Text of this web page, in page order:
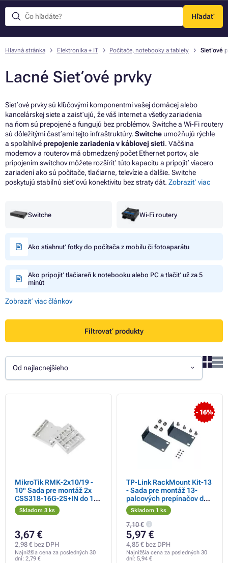
Hľadať
Menu
Hlavná stránka Elektronika + IT Počítače, notebooky a tablety Sieťové
Lacné Sieťové prvky
Sieťové prvky sú kľúčovými komponentmi vašej domácej alebo
kancelárskej siete a zaisťujú, že váš internet a všetky zariadenia
na ňom sú prepojené a fungujú bez problémov. Switche a Wi-Fi routery
sú dôležitými časťami tejto infraštruktúry. Switche umožňujú rýchle
a spoľahlivéprepojenie zariadenia v káblovej sieti. Väčšina
modemov a routerov má obmedzený počet Ethernet portov, ale
pripojením switchov môžete rozšíriť túto kapacitu a pripojiť viacero
zariadení ako sú počítače, tlačiarne, televízie a ďalšie. Switche
poskytujú stabilnú sieťovú konektivitu bez straty dát. Zobraziť viac
Switche Wi-Fi routery
Ako stiahnuť fotky do počítača z mobilu či fotoaparátu
Ako pripojiť tlačiareň k notebooku alebo PC a tlačiť už za 5
minút
Zobraziť viac článkov
Filtrovať produkty
Od najlacnejšieho
MikroTik RMK-2x10/19 -
10" Sada pre montáž 2x
CSS318-16G-2S+IN do 1U
19" Racku
Skladom 3 ks
3,67 €
2,98 € bez DPH
Najnižšia cena za posledných 30
dní: 2,79 €
- 16%
TP-Link RackMount Kit-13
- Sada pre montáž 13-
palcových prepínačov do
racku
Skladom 1 ks
7,10 €
5,97 €
4,85 € bez DPH
Najnižšia cena za posledných 30
dní: 5,94 €